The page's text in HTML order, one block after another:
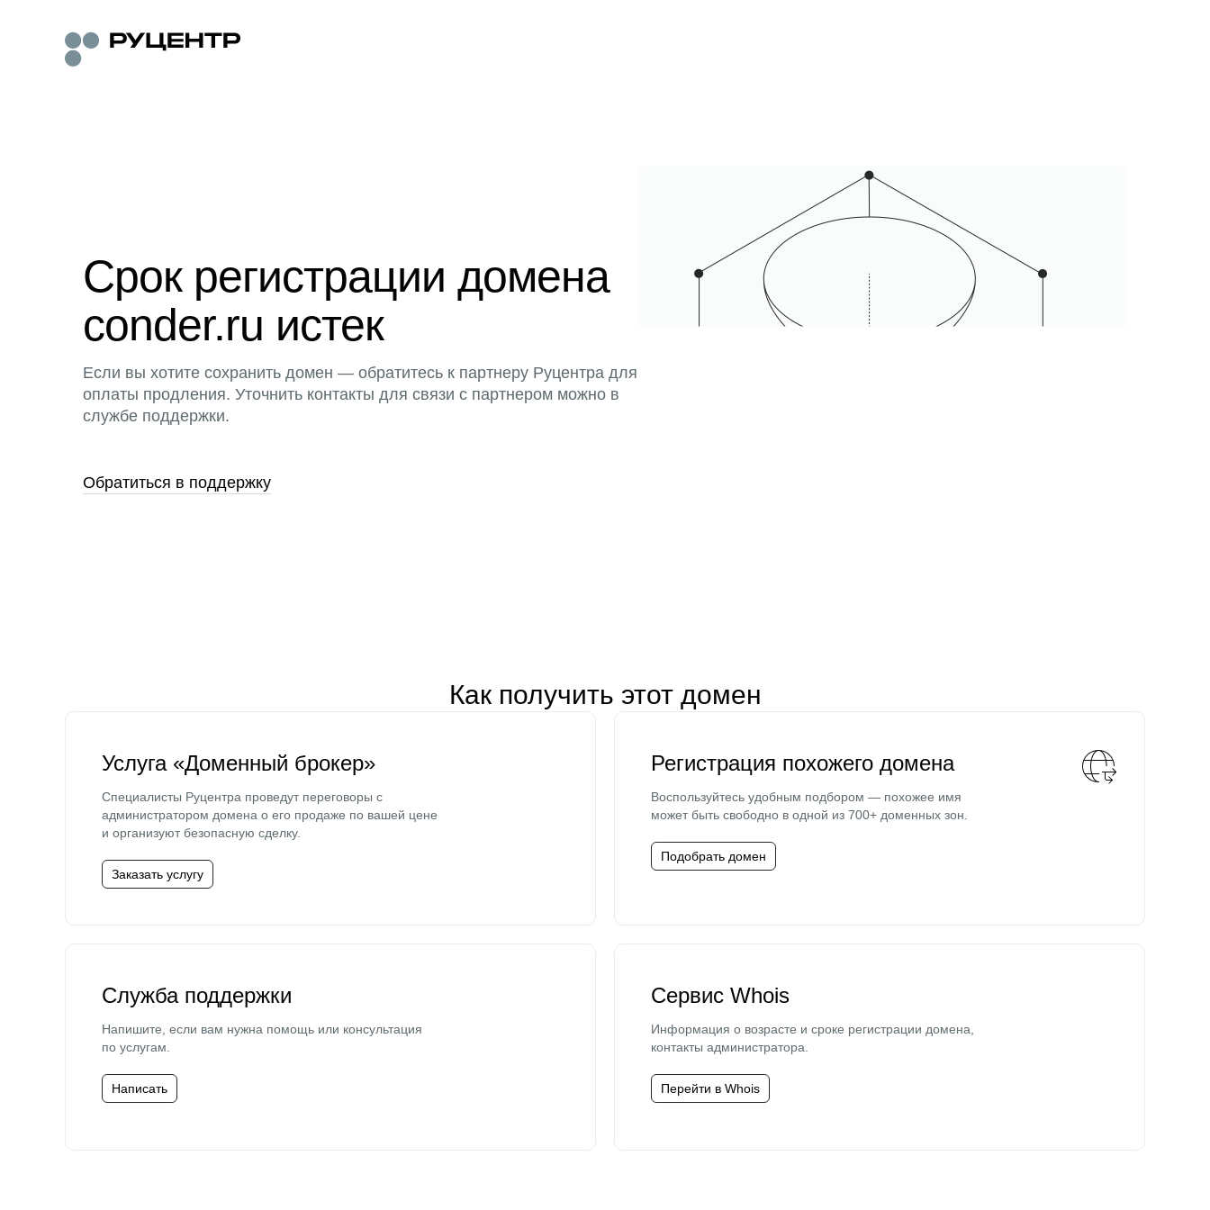
Срок регистрации домена
conder.ru истек
Если вы хотите сохранить домен — обратитесь к партнеру Руцентра для
оплаты продления. Уточнить контакты для связи с партнером можно в
службе поддержки.
Обратиться в поддержку
Как получить этот домен
Услуга «Доменный брокер»
Специалисты Руцентра проведут переговоры с
администратором домена о его продаже по вашей цене
и организуют безопасную сделку.
Заказать услугу
Регистрация похожего домена
Воспользуйтесь удобным подбором — похожее имя
может быть свободно в одной из 700+ доменных зон.
Подобрать домен
Служба поддержки
Напишите, если вам нужна помощь или консультация
по услугам.
Написать
Сервис Whois
Информация о возрасте и сроке регистрации домена,
контакты администратора.
Перейти в Whois